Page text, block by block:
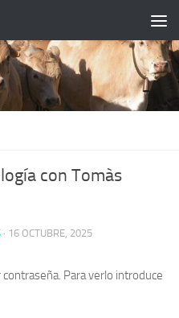
con Tomàs
· 16 OCTUBRE, 2025
Para verlo introduce